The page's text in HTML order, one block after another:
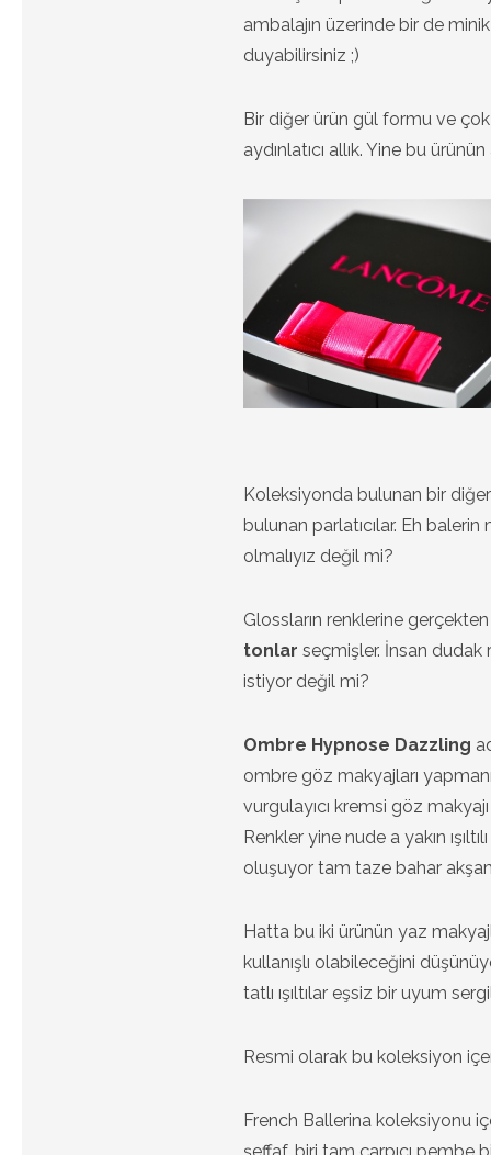
ambalajın üzerinde bir de
duyabilirsiniz ;)
Bir diğer ürün gül formu ve
aydınlatıcı allık. Yine bu
Koleksiyonda bulunan bir
bulunan parlatıcılar. Eh
olmalıyız değil mi?
Glossların renklerine
tonlar seçmişler. İnsan dudak
istiyor değil mi?
Ombre Hypnose Dazzling
ombre göz makyajları
vurgulayıcı kremsi göz
Renkler yine nude a yakın
oluşuyor tam taze bahar
Hatta bu iki ürünün yaz
kullanışlı olabileceğini
tatlı ışıltılar eşsiz bir uyum
Resmi olarak bu koleksiyon
French Ballerina koleksiyonu